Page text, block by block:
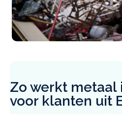
Zo werkt metaal
voor klanten uit